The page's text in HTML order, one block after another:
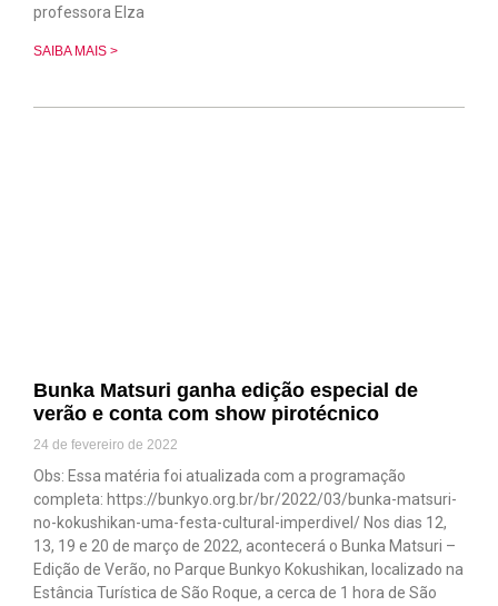
professora Elza
SAIBA MAIS >
Bunka Matsuri ganha edição especial de
verão e conta com show pirotécnico
24 de fevereiro de 2022
Obs: Essa matéria foi atualizada com a programação
completa: https://bunkyo.org.br/br/2022/03/bunka-matsuri-
no-kokushikan-uma-festa-cultural-imperdivel/ Nos dias 12,
13, 19 e 20 de março de 2022, acontecerá o Bunka Matsuri –
Edição de Verão, no Parque Bunkyo Kokushikan, localizado na
Estância Turística de São Roque, a cerca de 1 hora de São